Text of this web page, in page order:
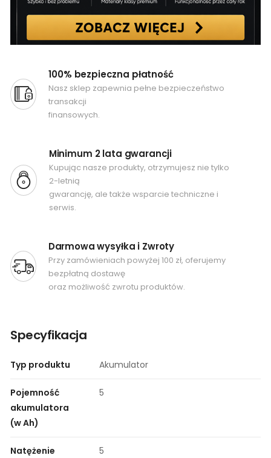
100% bezpieczna płatność
Nasz sklep zapewnia pełne bezpieczeństwo
transakcji
finansowych.
Minimum 2 lata gwarancji
Kupując nasze produkty, otrzymujesz nie tylko
2-letnią
gwarancję, ale także wsparcie techniczne i
serwis.
Darmowa wysyłka i Zwroty
Przy zamówieniach powyżej 100 zł, oferujemy
bezpłatną dostawę
oraz możliwość zwrotu produktów.
Specyfikacja
Typ produktu Akumulator
Pojemność
akumulatora
(w Ah)
5
Natężenie
5